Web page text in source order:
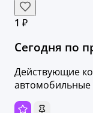
1 ₽
Сегодня по
Действующие
автомобильные